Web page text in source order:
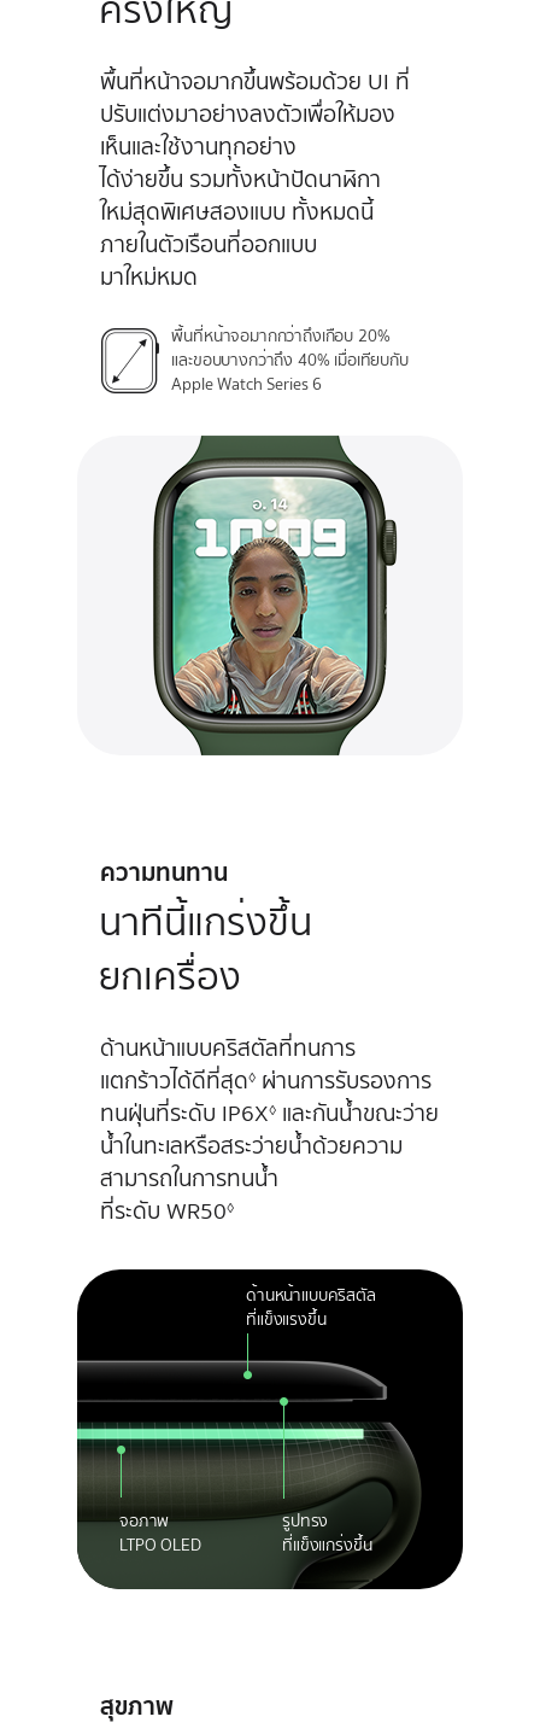
พื้นที่หน้าจอมากขึ้นพร้อมด้วย UI ที่
ปรับแต่งมาอย่างลงตัวเพื่อให้มอง
เห็นและใช้งานทุกอย่าง
ได้ง่ายขึ้น รวมทั้งหน้าปัดนาฬิกา
ใหม่สุดพิเศษสองแบบ ทั้งหมดนี้
ภายในตัวเรือนที่ออกแบบ
มาใหม่หมด
พื้นที่หน้าจอมากกว่าถึงเกือบ 20%
และขอบบางกว่าถึง 40% เมื่อเทียบกับ
Apple Watch Series 6
ความทนทาน
นาทีนี้แกร่งขึ้น
ยกเครื่อง
ด้านหน้าแบบคริสตัลที่ทนการ
แตกร้าวได้ดีที่สุด◊ ผ่านการรับรองการ
ทนฝุ่นที่ระดับ IP6X◊ และกันน้ำขณะว่าย
น้ำในทะเลหรือสระว่ายน้ำด้วยความ
สามารถในการทนน้ำ
ที่ระดับ WR50◊
ด้านหน้าแบบคริสตัล
ที่แข็งแรงขึ้น
จอภาพ
LTPO OLED
รูปทรง
ที่แข็งแกร่งขึ้น
สุขภาพ